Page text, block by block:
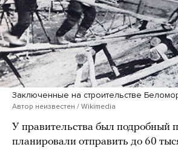
Заключенные на строительстве
Автор неизвестен / Wikimedia
У правительства был
планировали отправить до 60